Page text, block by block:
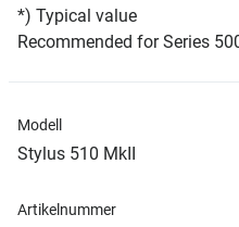
*) Typical value
Recommended for Series
Modell
Stylus 510 MkII
Artikelnummer